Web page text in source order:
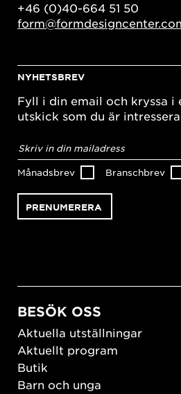
+46 (0)40-664 51 50
NYHETSBREV
Fyll i din email och kryssa i
utskick som du är
postadress*
Månadsbrev Branschbrev
BESÖK OSS
Aktuella utställningar
Aktuellt program
Butik
Barn och unga